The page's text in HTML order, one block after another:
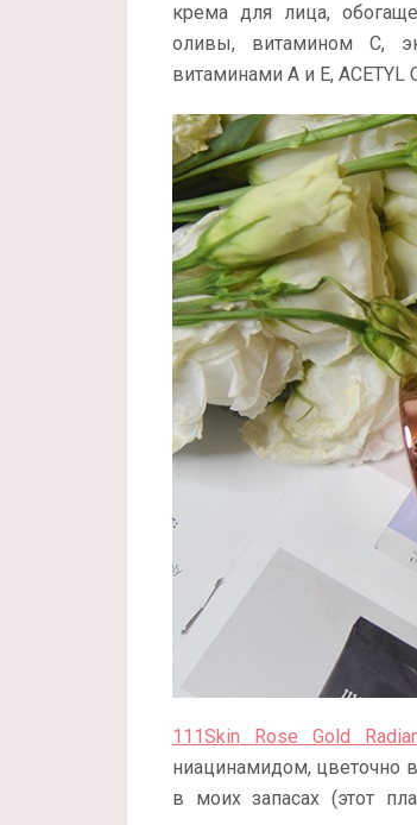
крема для лица,
оливы, витамином С,
витаминами А и Е, ACETYL
111Skin Rose Gold
ниацинамидом, цветочно
в моих запасах (этот